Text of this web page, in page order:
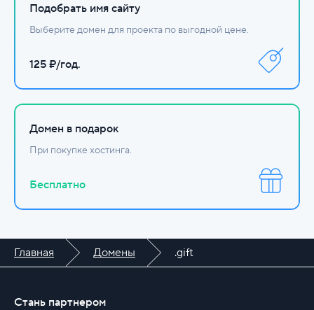
Подобрать имя сайту
Выберите домен для проекта по выгодной цене.
125 ₽/год.
Домен в подарок
При покупке хостинга.
Бесплатно
Главная Домены .gift
Стань партнером